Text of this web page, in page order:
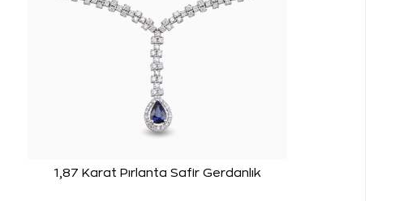
1,87 Karat Pırlanta Safir Gerdanlık